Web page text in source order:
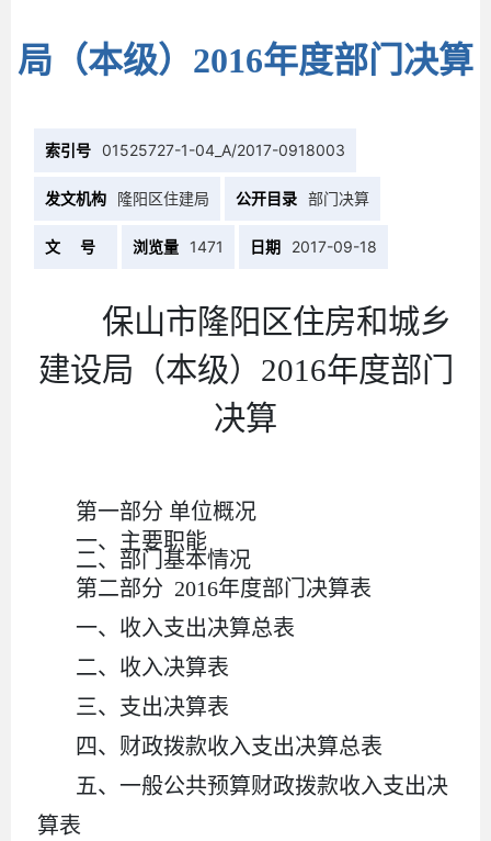
局（本级）2016年度部门决算
索引号 01525727-1-04_A/2017-0918003
发文机构 隆阳区住建局 公开目录 部门决算
文 号 浏览量 1471 日期 2017-09-18
保山市隆阳区住房和城乡
建设局（本级） 2016年度部门
决算
第一部分 单位概况
一、主要职能
二、部门基本情况
第二部分 2016年度部门决算表
一、收入支出决算总表
二、收入决算表
三、支出决算表
四、财政拨款收入支出决算总表
五、一般公共预算财政拨款收入支出决
算表